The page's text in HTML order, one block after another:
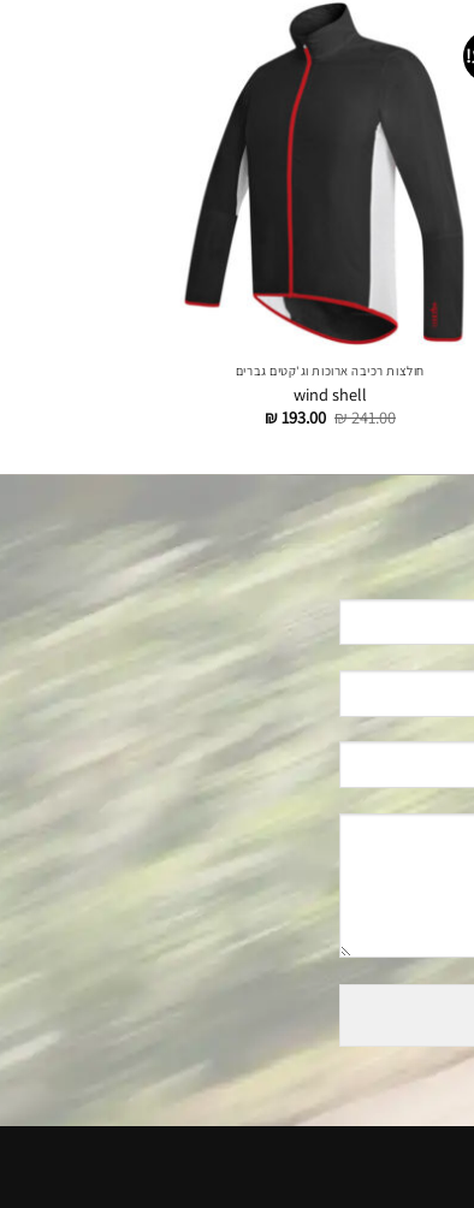
חולצות רכיבה ארוכות וג'קטים גברים
wind shell
₪241.00 דילוג ₪193.00